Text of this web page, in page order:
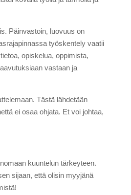
Päinvastoin, luovuus on
työskentely vaatii
opiskelua, oppimista,
vastaan ja
Tästä lähdetään
ei osaa ohjata. Et voi johtaa,
kuuntelun tärkeyteen.
sijaan, että olisin myyjänä